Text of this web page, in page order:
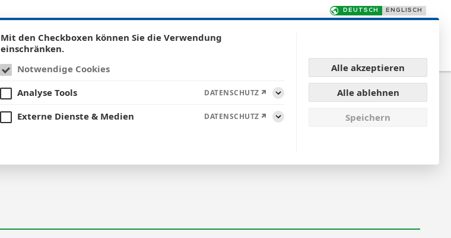
UNTERNEHMEN
Mit den Checkboxen können Sie die Verwendung
einschränken.
Notwendige Cookies
Analyse Tools
DATENSCHUTZ
Aufklappen
Externe Dienste & Medien
DATENSCHUTZ
Aufklappen
Alle akzeptieren
Alle ablehnen
Speichern